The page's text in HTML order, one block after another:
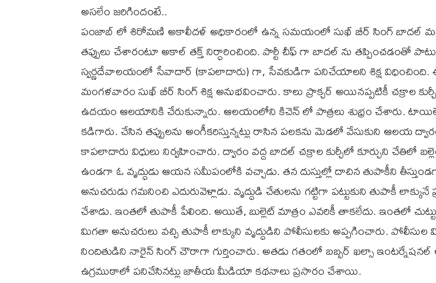
అసలేం జరిగిందంటే..
పంజాబ్ లో శిరోమణి అకాలీదళ్ అధికారంలో ఉన్న సమయంలో సుఖ్ బీర్ సింగ్ బాదల్
తప్పులు చేశారంటూ అకాల్ తక్త్ నిర్ధారించింది. పార్టీ చీఫ్ గా బాదల్ ను తప్పించడంతో పాటు
స్వర్ణదేవాలయంలో సేవాదార్ (కాపలాదారు) గా, సేవకుడిగా పనిచేయాలని శిక్ష
మంగళవారం సుఖ్ బీర్ సింగ్ శిక్ష అనుభవించారు. కాలు ప్రాక్చర్ అయినప్పటికీ చక్రాల
ఉదయం ఆలయానికి చేరుకున్నారు. ఆలయంలోని కిచెన్ లో పాత్రలు శుభ్రం చేశారు.
కడిగారు. చేసిన తప్పులను అంగీకరిస్తున్నట్లు రాసిన పలకను మెడలో వేసుకుని ఆలయ
కాపలాదారు విధులు నిర్వహించారు. ద్వారం వద్ద బాదల్ చక్రాల కుర్చీలో కూర్చుని చేతిలో
ఉండగా ఓ వృద్ధుడు ఆయన సమీపంలోకి వచ్చాడు. తన దుస్తుల్లో దాచిన తుపాకీని
అనుచరుడు గమనించి ఎదురువెళ్లాడు. వృద్ధుడి చేతులను గట్టిగా పట్టుకుని తుపాకీ
చేశాడు. ఇంతలో తుపాకీ పేలింది. అయితే, బుల్లెట్ మాత్రం ఎవరికీ తాకలేదు. ఇంతలో
మిగతా అనుచరులు వచ్చి తుపాకీ లాక్కుని వృద్ధుడిని పోలీసులకు అప్పగించారు.
నిందితుడిని నారైన్‌ సింగ్‌ చౌరాగా గుర్తించారు. అతడు గతంలో బబ్బర్‌ ఖల్సా
ఉగ్రముఠాలో పనిచేసినట్లు జాతీయ మీడియా కథనాలు ప్రసారం చేశాయి.